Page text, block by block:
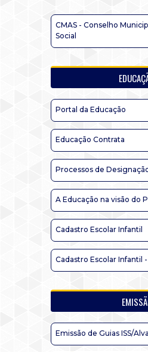
CMAS - Conselho
Social
Portal da Educação
Educação Contrata
Processos de
A Educação na visão do
Cadastro Escolar Infantil
Cadastro Escolar Infantil
Emissão de Guias ISS/